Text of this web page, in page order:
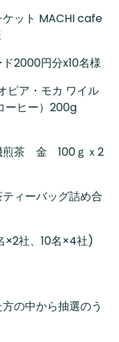
ケット MACHI cafe
2000円分x10名様
ピア・モカ ワイル
ーヒー）200g
煎茶 金 100ｇｘ2
ィーバッグ詰め合
×2社、10名×4社)
の中から抽選のう